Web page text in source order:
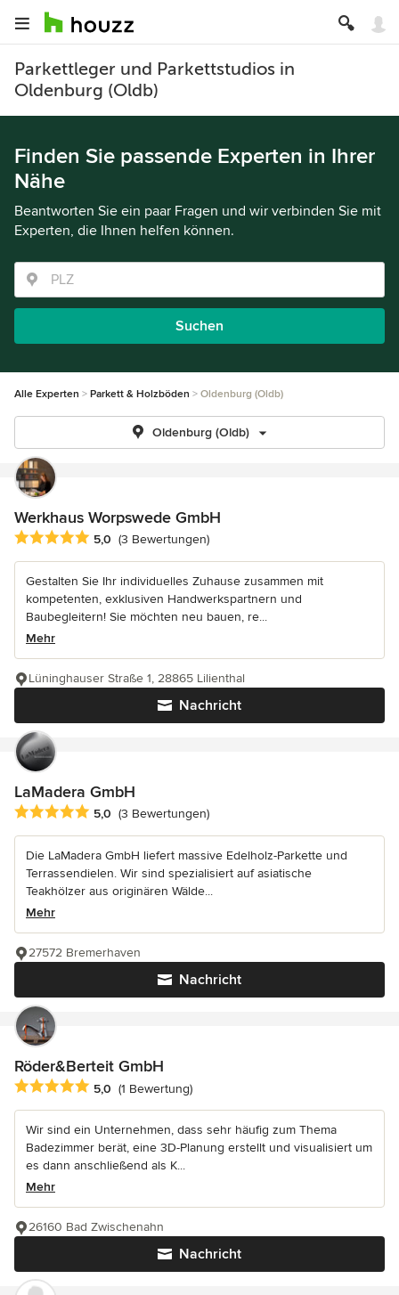
Parkettleger und Parkettstudios in
Oldenburg (Oldb)
Finden Sie passende Experten in Ihrer
Nähe
Beantworten Sie ein paar Fragen und wir verbinden Sie mit
Experten, die Ihnen helfen können.
Suchen
Alle Experten Parkett & Holzböden Oldenburg (Oldb)
Oldenburg (Oldb)
Werkhaus Worpswede GmbH
Durchschnittliche Bewertung: 5 von 5 Sternen
5,0 (3 Bewertungen)
Gestalten Sie Ihr individuelles Zuhause zusammen mit
kompetenten, exklusiven Handwerkspartnern und
Baubegleitern! Sie möchten neu bauen, re...
Mehr
Nachricht
Lüninghauser Straße 1, 28865 Lilienthal
LaMadera GmbH
Durchschnittliche Bewertung: 5 von 5 Sternen
5,0 (3 Bewertungen)
Die LaMadera GmbH liefert massive Edelholz-Parkette und
Terrassendielen. Wir sind spezialisiert auf asiatische
Teakhölzer aus originären Wälde...
Mehr
Nachricht
27572 Bremerhaven
Röder&Berteit GmbH
Durchschnittliche Bewertung: 5 von 5 Sternen
5,0 (1 Bewertung)
Wir sind ein Unternehmen, dass sehr häufig zum Thema
Badezimmer berät, eine 3D-Planung erstellt und visualisiert um
es dann anschließend als K...
Mehr
Nachricht
26160 Bad Zwischenahn